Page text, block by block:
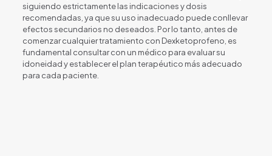
siguiendo estrictamente las indicaciones y dosis
recomendadas, ya que su uso inadecuado puede conllevar
efectos secundarios no deseados. Por lo tanto, antes de
comenzar cualquier tratamiento con Dexketoprofeno, es
fundamental consultar con un médico para evaluar su
idoneidad y establecer el plan terapéutico más adecuado
para cada paciente.